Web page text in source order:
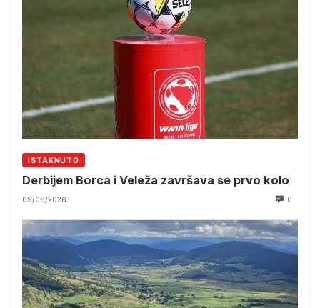
ISTAKNUTO
Derbijem Borca i Veleža završava se prvo kolo
09/08/2026 0